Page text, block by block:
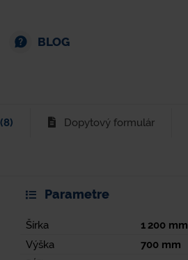
BLOG
(8) Dopytový formulár
Parametre
Šírka 1 200 mm
Výška
700 mm